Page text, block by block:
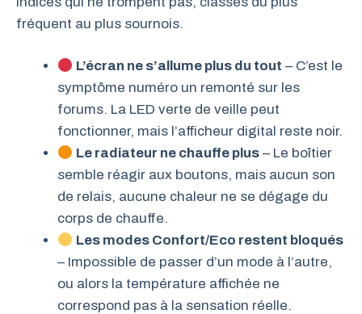
fréquent au plus sournois.
L’écran ne s’allume plus du tout – C’est le
symptôme numéro un remonté sur les
forums. La LED verte de veille peut
fonctionner, mais l’afficheur digital reste noir.
Le radiateur ne chauffe plus – Le boîtier
semble réagir aux boutons, mais aucun son
de relais, aucune chaleur ne se dégage du
corps de chauffe.
Les modes Confort/Eco restent bloqués
– Impossible de passer d’un mode à l’autre,
ou alors la température affichée ne
correspond pas à la sensation réelle.